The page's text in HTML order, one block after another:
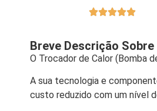
Breve Descrição
O Trocador de Calor (Bomba
A sua tecnologia e
custo reduzido com um nível